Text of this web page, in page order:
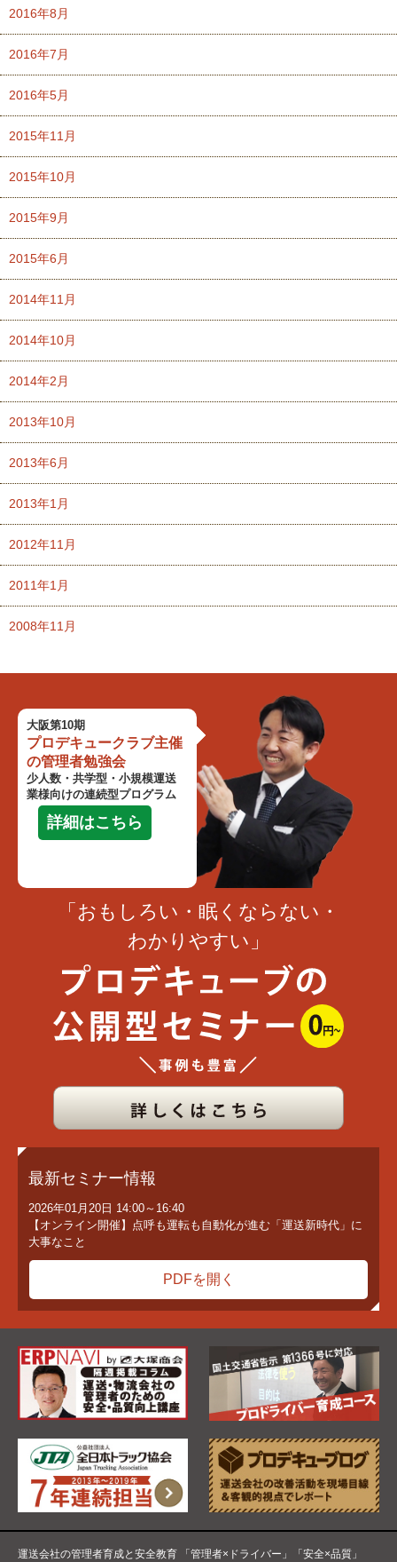
2016年8月
2016年7月
2016年5月
2015年11月
2015年10月
2015年9月
2015年6月
2014年11月
2014年10月
2014年2月
2013年10月
2013年6月
2013年1月
2012年11月
2011年1月
2008年11月
大阪第10期
プロデキュークラブ主催
の管理者勉強会
少人数・共学型・小規模運送
業様向けの連続型プログラム
詳細はこちら
「おもしろい・眠くならない・
わかりやすい」
最新セミナー情報
2026年01月20日 14:00～16:40
【オンライン開催】点呼も運転も自動化が進む「運送新時代」に
大事なこと
PDFを開く
運送会社の管理者育成と安全教育 「管理者×ドライバー」「安全×品質」